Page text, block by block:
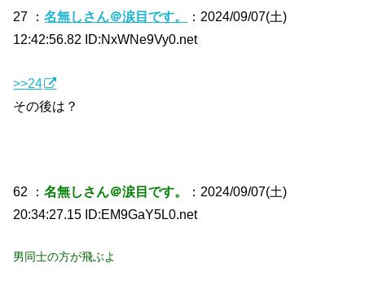
27 ：名無しさん＠涙目です。
：2024/09/07(土)
12:42:56.82 ID:NxWNe9Vy0.net
>>24
その後は？
62 ：名無しさん＠涙目です。
：2024/09/07(土)
20:34:27.15 ID:EM9GaY5L0.net
男同士の方が飛ぶよ